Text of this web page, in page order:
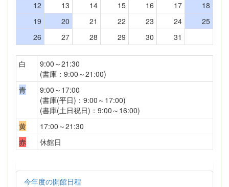
12
13 14 15 16 17
18
19
20 21 22 23 24
25
26
27 28 29 30 31
白
9:00～21:30
(書庫：9:00～21:00)
青
9:00～17:00
(書庫(平日)：9:00～17:00)
(書庫(土日祝日)：9:00～16:00)
黄
17:00～21:30
赤
休館日
今年度の開館日程